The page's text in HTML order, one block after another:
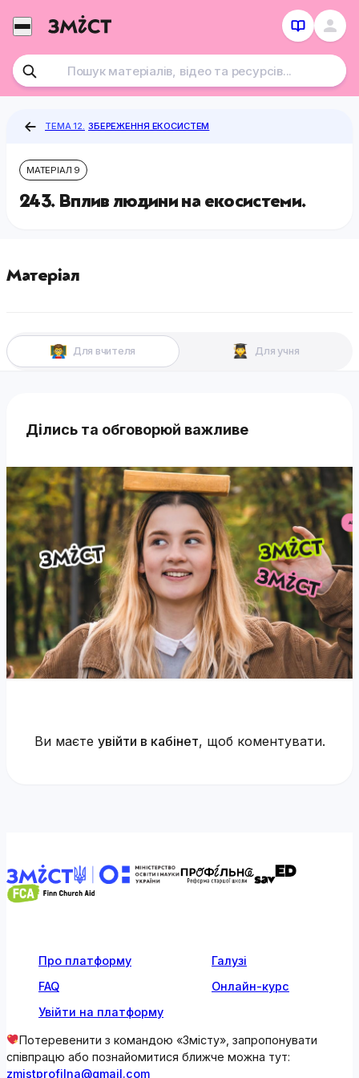
Перейти
до
ТЕМА 12. ЗБЕРЕЖЕННЯ ЕКОСИСТЕМ
МАТЕРІАЛ 9
243. Вплив людини на екосистеми.
Матеріал
Для вчителя Для учня
Ділись та обговорюй важливе
Ви маєте увійти в кабінет, щоб коментувати.
Про платформу
Галузі
FAQ
Онлайн-курс
Увійти на платформу
Потеревенити з командою «Змісту», запропонувати
співпрацю або познайомитися ближче можна тут:
zmistprofilna@gmail.com